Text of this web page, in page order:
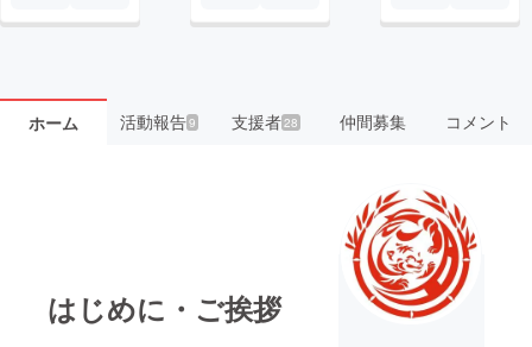
ホーム 活動報告9 支援者 28 仲間募集 コメント
はじめに・ご挨拶